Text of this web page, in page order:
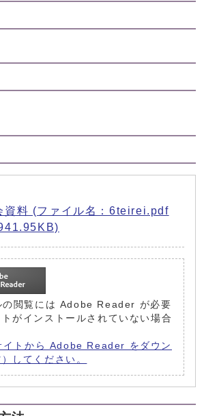
資料 (ファイル名：6teirei.pdf
の閲覧には Adobe Reader が必要
がインストールされていない場合
イトから Adobe Reader をダウン
してください。